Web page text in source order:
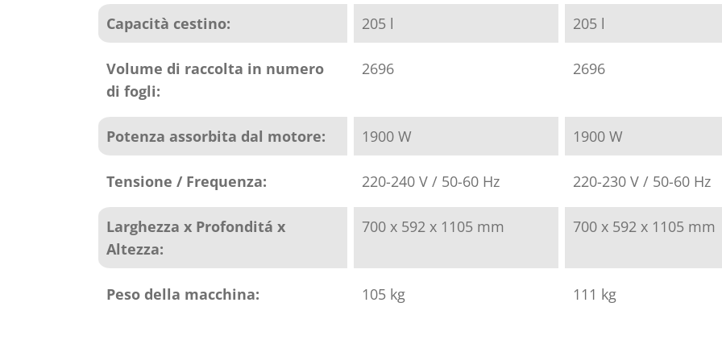
Capacità cestino: 205 l 205 l
Volume di raccolta in numero
di fogli:
2696 2696
Potenza assorbita dal motore: 1900 W 1900 W
Tensione / Frequenza: 220-240 V / 50-60 Hz 220-230 V / 50-60 Hz
Larghezza x Profonditá x
Altezza:
700 x 592 x 1105 mm 700 x 592 x 1105 mm
Peso della macchina: 105 kg 111 kg